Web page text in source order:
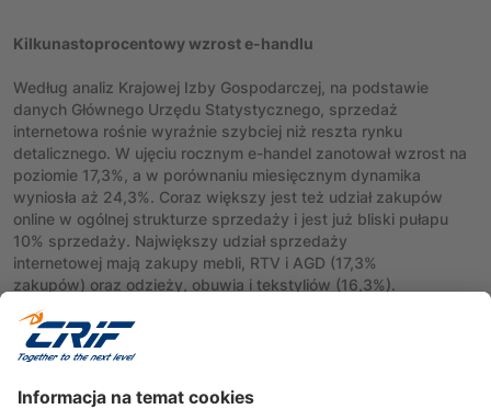
Kilkunastoprocentowy wzrost e-handlu
Według analiz Krajowej Izby Gospodarczej, na podstawie
danych Głównego Urzędu Statystycznego, sprzedaż
internetowa rośnie wyraźnie szybciej niż reszta rynku
detalicznego. W ujęciu rocznym e-handel zanotował wzrost na
poziomie 17,3%, a w porównaniu miesięcznym dynamika
wyniosła aż 24,3%. Coraz większy jest też udział zakupów
online w ogólnej strukturze sprzedaży i jest już bliski pułapu
10% sprzedaży. Największy udział sprzedaży
internetowej mają zakupy mebli, RTV i AGD (17,3%
zakupów) oraz odzieży, obuwia i tekstyliów (16,3%).